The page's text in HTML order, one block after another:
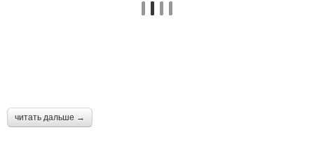
читать дальше →